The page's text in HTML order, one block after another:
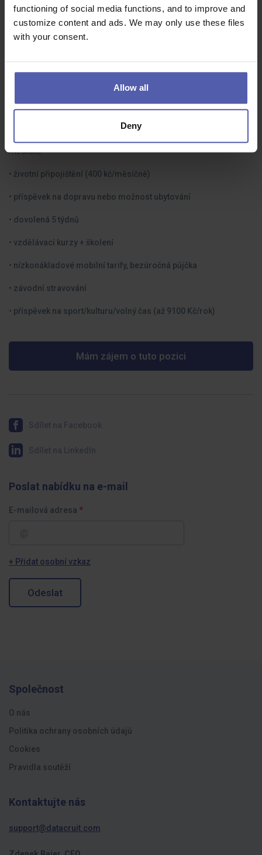
functioning of social media functions, and to improve and
customize content and ads. We may only use these files
with your consent.
Allow all
Deny
• technické myšlení
Co dostanete na oplátku:
• mzda 38 - 45 000 Kč hrubého (dle vašich zkušeností)
• bonusy/prémie + 13. mzda
měsíčně
• životní připojištění (400 kč/měsíčně)
• příspěvek na dopravu nebo možnost ubytování
• dovolená 5 týdnů
• vzdělávací kurzy + školení
• nízkonákladové mobilní tarify, bezúročná půjčka
• závodní stravování
• příspěvek na sport/kulturu/volný čas (až 9100 Kč/rok)
Mám zájem o tuto pozici
Poslat nabídku na e-mail
E-mailová adresa
+ Přidat osobní vzkaz
Odeslat
Společnost
O nás
Politika ochrany osobních údajů
Cookies
Pravidla soutěží
Kontaktujte nás
support@datacruit.com